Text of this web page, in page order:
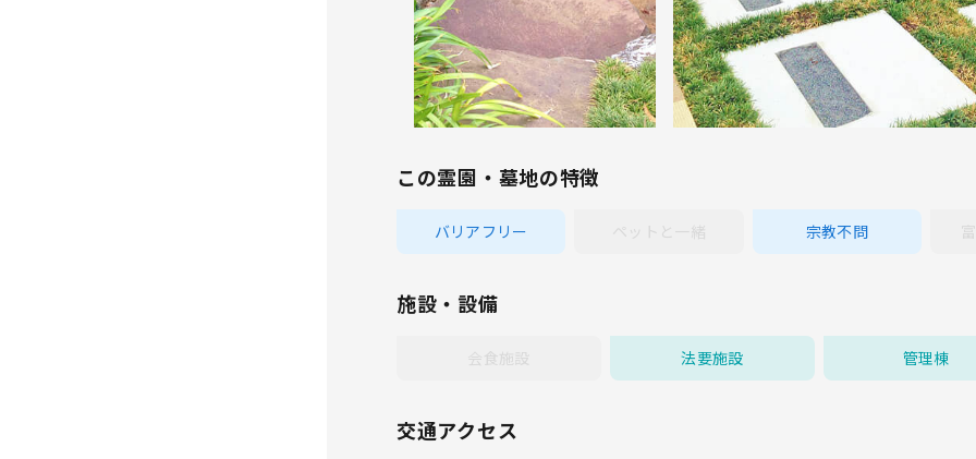
この霊園・墓地の特徴
バリアフリー 宗教不問
施設・設備
法要施設 管理棟
交通アクセス